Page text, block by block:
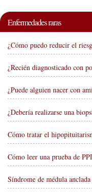
Enfermedades raras
¿Cómo puedo reducir el
¿Recién diagnosticado con
¿Puede alguien nacer con
¿Debería realizarse una
Cómo tratar el
Cómo leer una prueba de
Síndrome de médula anclada